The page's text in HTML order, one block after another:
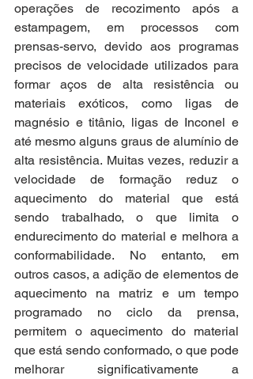
operações de recozimento após a
estampagem, em processos com
prensas-servo, devido aos programas
precisos de velocidade utilizados para
formar aços de alta resistência ou
materiais exóticos, como ligas de
magnésio e titânio, ligas de Inconel e
até mesmo alguns graus de alumínio de
alta resistência. Muitas vezes, reduzir a
velocidade de formação reduz o
aquecimento do material que está
sendo trabalhado, o que limita o
endurecimento do material e melhora a
conformabilidade. No entanto, em
outros casos, a adição de elementos de
aquecimento na matriz e um tempo
programado no ciclo da prensa,
permitem o aquecimento do material
que está sendo conformado, o que pode
melhorar significativamente a